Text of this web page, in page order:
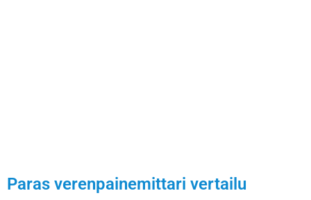
Paras verenpainemittari vertailu